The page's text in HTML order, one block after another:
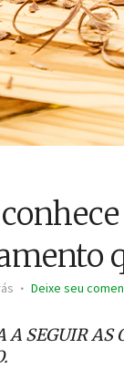
Deixe seu
A SEGUIR AS